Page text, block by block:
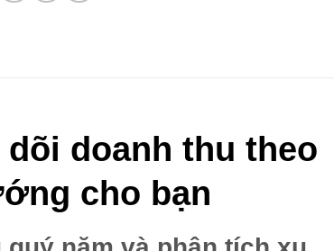
doanh thu theo
cho bạn